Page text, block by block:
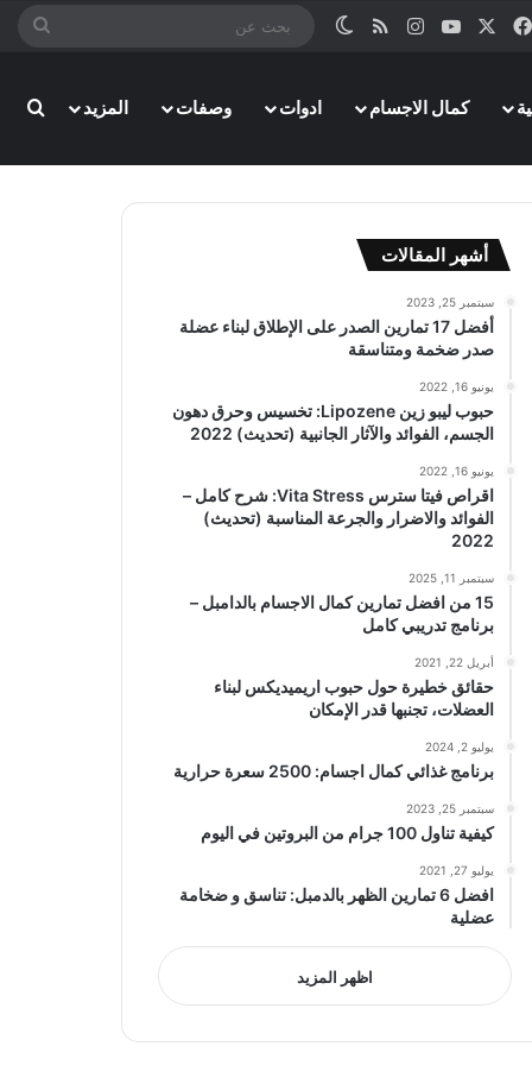
فيسبوك ‫YouTubeانستقرامملخص الموقع RSS
الوضع المظلم
كمال الاجسام ادوات وصفات المزيد
أشهر المقالات
سبتمبر 25, 2023
أفضل 17 تمارين الصدر على الإطلاق لبناء عضلة
صدر ضخمة ومتناسقة
يونيو 16, 2022
حبوب ليبو زين Lipozene: تخسيس وحرق دهون
الجسم، الفوائد والآثار الجانبية (تحديث) 2022
يونيو 16, 2022
اقراص فيتا سترس Vita Stress: شرح كامل –
الفوائد والاضرار والجرعة المناسبة (تحديث)
2022
سبتمبر 11, 2025
15 من افضل تمارين كمال الاجسام بالدامبل –
برنامج تدريبي كامل
أبريل 22, 2021
حقائق خطيرة حول حبوب اريميديكس لبناء
العضلات، تجنبها قدر الإمكان
يوليو 2, 2024
برنامج غذائي كمال اجسام: 2500 سعرة حرارية
سبتمبر 25, 2023
كيفية تناول 100 جرام من البروتين في اليوم
يوليو 27, 2021
افضل 6 تمارين الظهر بالدمبل: تناسق و ضخامة
عضلية
اظهر المزيد